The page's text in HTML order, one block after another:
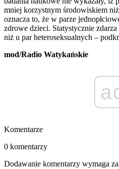
mniej korzystnym środowiskiem
oznacza to, że w parze
zdrowe dzieci. Statystycznie
niż u par heteroseksualnych –
mod/Radio Watykańskie
Komentarze
0 komentarzy
Dodawanie komentarzy wymaga